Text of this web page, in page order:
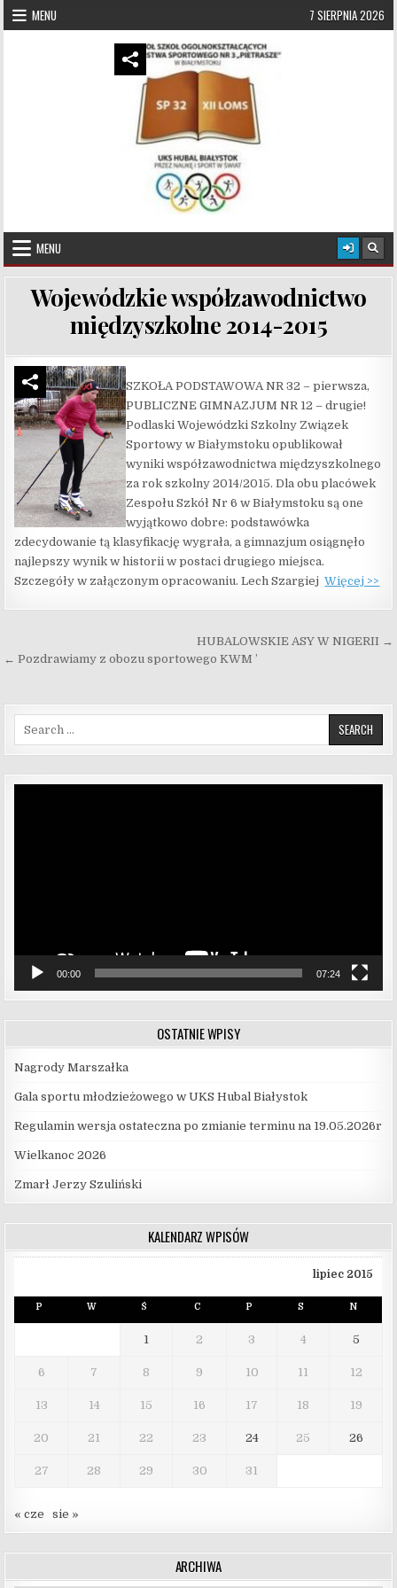
Skip to content
MENU 7 SIERPNIA 2026
UKS Hubal Białystok
MENU
Wojewódzkie współzawodnictwo
międzyszkolne 2014-2015
SZKOŁA PODSTAWOWA NR 32 – pierwsza,
PUBLICZNE GIMNAZJUM NR 12 – drugie!
Podlaski Wojewódzki Szkolny Związek
Sportowy w Białymstoku opublikował
wyniki współzawodnictwa międzyszkolnego
za rok szkolny 2014/2015. Dla obu placówek
Zespołu Szkół Nr 6 w Białymstoku są one
wyjątkowo dobre: podstawówka
zdecydowanie tą klasyfikację wygrała, a gimnazjum osiągnęło
najlepszy wynik w historii w postaci drugiego miejsca.
Szczegóły w załączonym opracowaniu. Lech SzargiejWięcej >>
Nawigacja wpisuHUBALOWSKIE ASY W NIGERII →
← Pozdrawiamy z obozu sportowego KWM ’
Search for:
00:00 07:24
OSTATNIE WPISY
Nagrody Marszałka
Gala sportu młodzieżowego w UKS Hubal Białystok
Regulamin wersja ostateczna po zmianie terminu na 19.05.2026r
Wielkanoc 2026
Zmarł Jerzy Szuliński
KALENDARZ WPISÓW
lipiec 2015
P W Ś C P S N
1 2 3 4 5
6 7 8 9 10 11 12
13 14 15 16 17 18 19
20 21 22 23 24 25 26
27 28 29 30 31
« cze sie »
ARCHIWA